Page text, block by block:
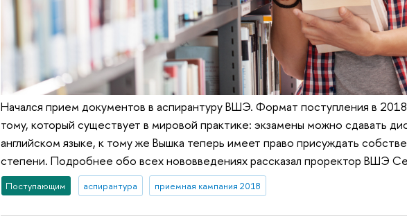
Начался прием документов в аспирантуру ВШЭ. Формат поступления в
тому, который существует в мировой практике: экзамены можно сдавать
английском языке, к тому же Вышка теперь имеет право присуждать
степени. Подробнее обо всех нововведениях рассказал проректор ВШЭ
Поступающим аспирантура приемная кампания 2018